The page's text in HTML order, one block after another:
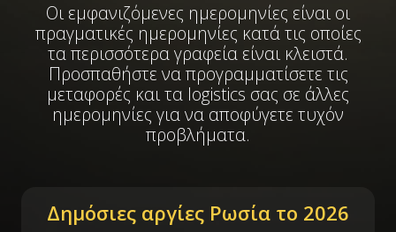
Οι εμφανιζόμενες ημερομηνίες είναι οι
πραγματικές ημερομηνίες κατά τις οποίες
τα περισσότερα γραφεία είναι κλειστά.
Προσπαθήστε να προγραμματίσετε τις
μεταφορές και τα logistics σας σε άλλες
ημερομηνίες για να αποφύγετε τυχόν
προβλήματα.
Δημόσιες αργίες Ρωσία το 2026